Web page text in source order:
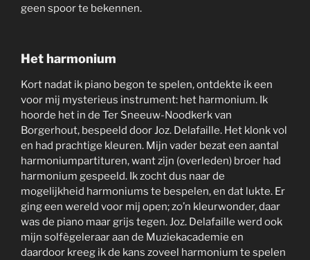
geen spoor te bekennen.
Het harmonium
Kort nadat ik piano begon te spelen, ontdekte ik een
voor mij mysterieus instrument: het harmonium. Ik
hoorde het in de Ter Sneeuw-Noodkerk van
Borgerhout, bespeeld door Joz. Delafaille. Het klonk vol
en had prachtige kleuren. Mijn vader bezat een aantal
harmoniumpartituren, want zijn (overleden) broer had
harmonium gespeeld. Ik zocht dus naar de
mogelijkheid harmoniums te bespelen, en dat lukte. Er
ging een wereld voor mij open; zo’n kleurwonder, daar
was de piano maar grijs tegen. Joz. Delafaille werd ook
mijn solfègeleraar aan de Muziekacademie en
daardoor kreeg ik de kans zoveel harmonium te spelen